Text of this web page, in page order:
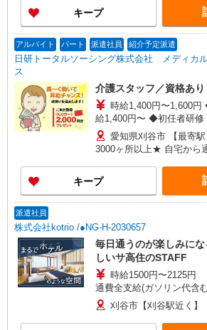
池下2D 【在宅介護センタ
市瀬戸川町一丁目202番地
崎】愛知県岡崎市羽根東
2LAND PLAZA BILL101・
ター刈谷】愛知県刈谷市
屋】愛知県名古屋市西区
カサデナカノ1階
キープ
アルバイト パート 派遣社員 紹介予定派遣
日研トータルソーシング株式会社 メディカ
ス
介護スタッフ／資格あ
時給1,400円〜1,600円 ◆無資格・経験者：時
給1,400円〜 ◆初任者研修
円〜 ◆初任者研修・経験
護福祉士：時給1,600円〜 ※経験者は3ヶ月以上 ※
給与幅は経験・能力による ★週払いOK（規定あ
り）
愛知県刈谷市 【最寄駅】東刈
3000ヶ所以上★ 自宅から
キープ
派遣社員
株式会社kotrio /●NG-H-2030657
毎日通うのが楽しみに
しいサ高住のSTAFF
時給1500円〜2125円
通費全支給(ガソリン代含
刈谷市【刈谷駅近く】